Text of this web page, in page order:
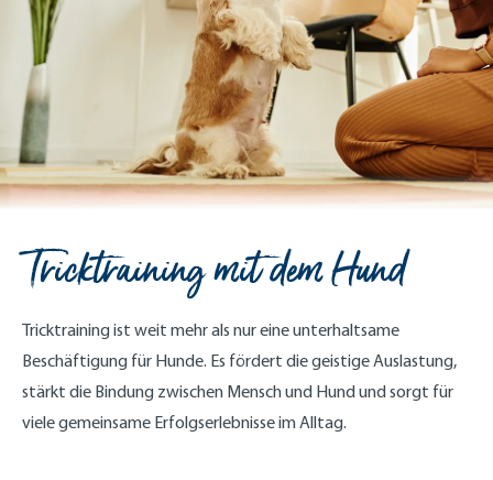
Tricktraining mit dem Hund
Tricktraining ist weit mehr als nur eine unterhaltsame
Beschäftigung für Hunde. Es fördert die geistige Auslastung,
stärkt die Bindung zwischen Mensch und Hund und sorgt für
viele gemeinsame Erfolgserlebnisse im Alltag.